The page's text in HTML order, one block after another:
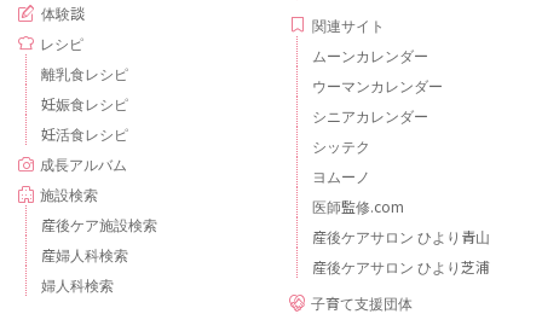
体験談
レシピ
離乳食レシピ
妊娠食レシピ
妊活食レシピ
成長アルバム
施設検索
産後ケア施設検索
産婦人科検索
婦人科検索
関連サイト
ムーンカレンダー
ウーマンカレンダー
シニアカレンダー
シッテク
ヨムーノ
医師監修.com
産後ケアサロン ひより青山
産後ケアサロン ひより芝浦
子育て支援団体